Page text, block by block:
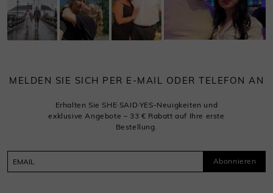
MELDEN SIE SICH PER E-MAIL ODER TELEFON AN
Erhalten Sie SHE·SAID·YES-Neuigkeiten und
exklusive Angebote – 33 € Rabatt auf Ihre erste
Bestellung.
Abonnieren